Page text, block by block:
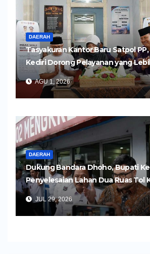
DAERAH
Tasyakuran Kantor Baru Satpol
Kediri Dorong Pelayanan yang
Humanis
AGU 1, 2026
DAERAH
Dukung Bandara Dhoho, Bupati
Penyelesaian Lahan Dua Ruas Tol
Kediri
JUL 29, 2026